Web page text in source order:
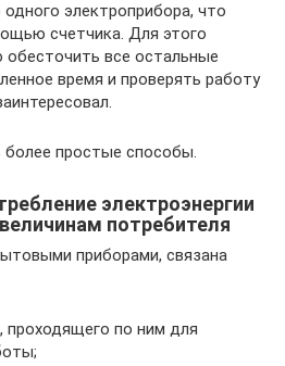
электроприбора, что
счетчика. Для этого
все остальные
время и проверять работу
более простые способы.
электроэнергии
потребителя
приборами, связана
проходящего по ним для